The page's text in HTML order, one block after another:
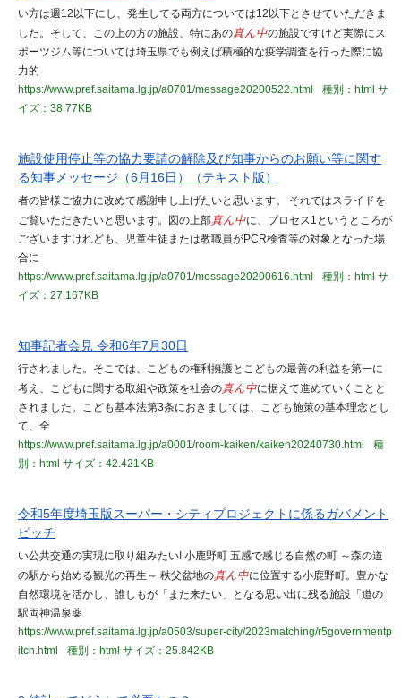
い方は週12以下にし、発生してる両方については12以下とさせていただきま
した。そして、この上の方の施設、特にあの真ん中の施設ですけど実際にス
ポーツジム等については埼玉県でも例えば積極的な疫学調査を行った際に協
力的
https://www.pref.saitama.lg.jp/a0701/message20200522.html
種別：html サ
イズ：38.77KB
施設使用停止等の協力要請の解除及び知事からのお願い等に関す
る知事メッセージ（6月16日）（テキスト版）
者の皆様ご協力に改めて感謝申し上げたいと思います。 それではスライドを
ご覧いただきたいと思います。図の上部真ん中に、プロセス1というところが
ございますけれども、児童生徒または教職員がPCR検査等の対象となった場
合に
https://www.pref.saitama.lg.jp/a0701/message20200616.html
種別：html サ
イズ：27.167KB
知事記者会見 令和6年7月30日
行されました。そこでは、こどもの権利擁護とこどもの最善の利益を第一に
考え、こどもに関する取組や政策を社会の真ん中に据えて進めていくことと
されました。こども基本法第3条におきましては、こども施策の基本理念とし
て、全
https://www.pref.saitama.lg.jp/a0001/room-kaiken/kaiken20240730.html
種
別：html サイズ：42.421KB
令和5年度埼玉版スーパー・シティプロジェクトに係るガバメント
ピッチ
い公共交通の実現に取り組みたい! 小鹿野町 五感で感じる自然の町 ～森の道
の駅から始める観光の再生～ 秩父盆地の真ん中に位置する小鹿野町。豊かな
自然環境を活かし、誰しもが「また来たい」となる思い出に残る施設「道の
駅両神温泉薬
https://www.pref.saitama.lg.jp/a0503/super-city/2023matching/r5governmentp
itch.html
種別：html サイズ：25.842KB